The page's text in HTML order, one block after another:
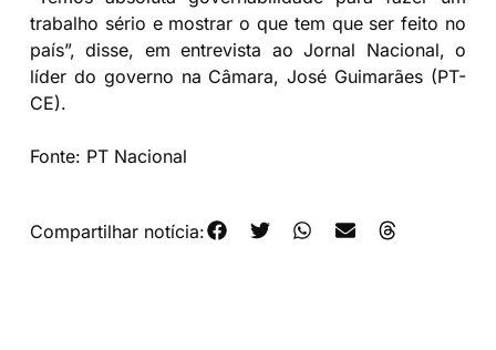
trabalho sério e mostrar o que tem que ser feito no
país”, disse, em entrevista ao Jornal Nacional, o
líder do governo na Câmara, José Guimarães (PT-
CE).
Fonte: PT Nacional
Compartilhar notícia: